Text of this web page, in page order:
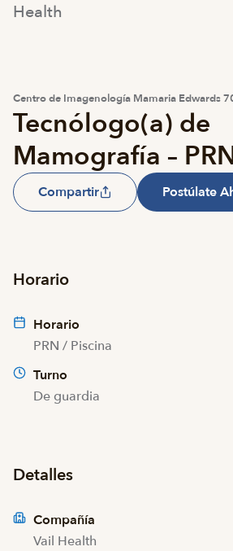
Health
Centro de Imagenología Mamaria Edwards
Tecnólogo(a) de
Mamografía –
Compartir Postúlate
Horario
Horario
PRN / Piscina
Turno
De guardia
Detalles
Compañía
Vail Health